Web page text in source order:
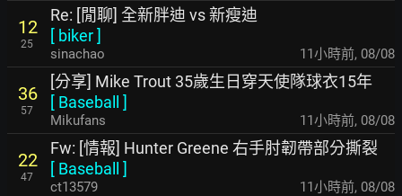
12
25
Re: [閒聊] 全新胖迪 vs 新瘦迪
[ biker]
sinachao 11小時前, 08/08
36
57
[分享] Mike Trout 35歲生日穿天使隊球衣15年
[ Baseball ]
Mikufans 11小時前, 08/08
22
47
Fw: [情報] Hunter Greene 右手肘韌帶部分撕裂
[ Baseball ]
ct13579 11小時前, 08/08